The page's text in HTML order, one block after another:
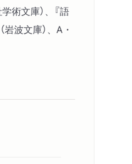
術文庫）、『語
波文庫）、A・